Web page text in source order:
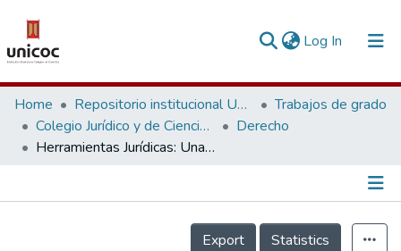
Log In (current)
Communities & Collections
Research Outputs
People
Home Repositorio institucional Unicoc, RI-unicoc
Trabajos de grado
Colegio Jurídico y de Ciencias Sociales
Derecho
Herramientas Jurídicas: Una estrategia para defender el páramo colombiano en propiedad privada
Información de la Publicación
Export
Statistics